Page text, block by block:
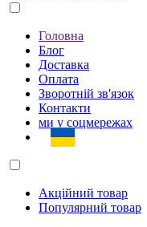
Головна
Блог
Доставка
Оплата
Зворотній зв'язок
Контакти
ми у соцмережах
Акційний товар
Популярний товар